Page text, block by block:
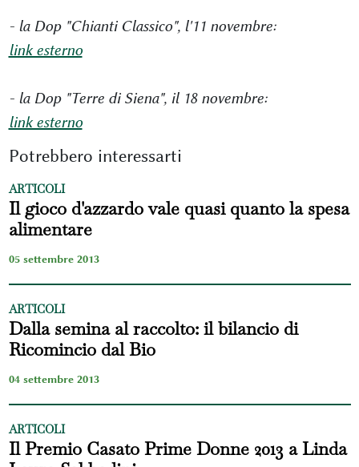
- la Dop "Chianti Classico", l'11 novembre:
link esterno
- la Dop "Terre di Siena", il 18 novembre:
link esterno
Potrebbero interessarti
ARTICOLI
Il gioco d'azzardo vale quasi quanto la spesa
alimentare
05 settembre 2013
ARTICOLI
Dalla semina al raccolto: il bilancio di
Ricomincio dal Bio
04 settembre 2013
ARTICOLI
Il Premio Casato Prime Donne 2013 a Linda